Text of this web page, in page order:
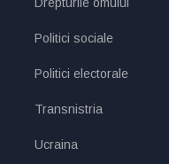
Politici sociale
Politici electorale
Transnistria
Ucraina